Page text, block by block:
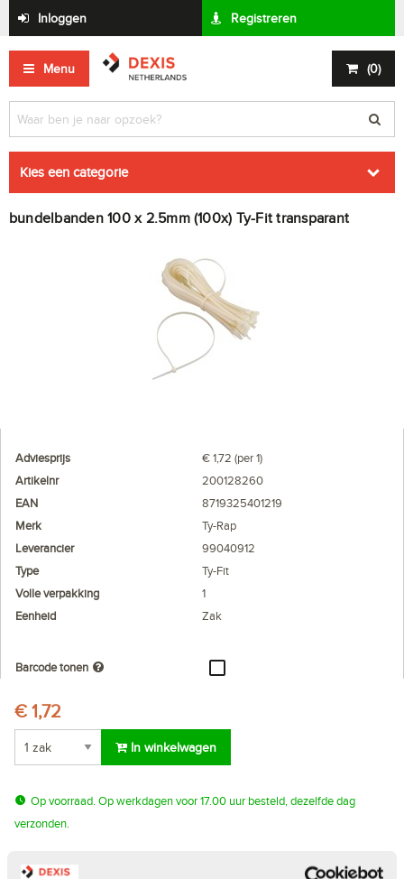
Inloggen Registreren
Menu (0)
Kies een categorie
bundelbanden 100 x 2.5mm (100x) Ty-Fit transparant
Adviesprijs
€ 1,72 (per 1)
Artikelnr
200128260
EAN
8719325401219
Merk
Ty-Rap
Leverancier
99040912
Type
Ty-Fit
Volle verpakking
1
Eenheid
Zak
Barcode tonen
€ 1,72
In winkelwagen
Op voorraad. Op werkdagen voor 17.00 uur besteld, dezelfde dag
verzonden.